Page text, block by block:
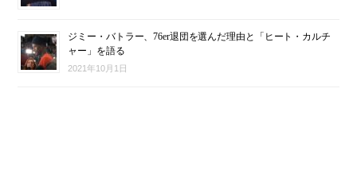
ジミー・バトラー、76er退団を選んだ理由と「ヒート・カルチ
ャー」を語る
2021年10月1日